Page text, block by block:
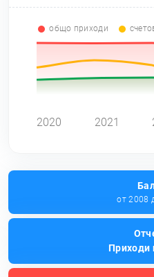
общо приходи
2020 2021
от 2008
Приходи